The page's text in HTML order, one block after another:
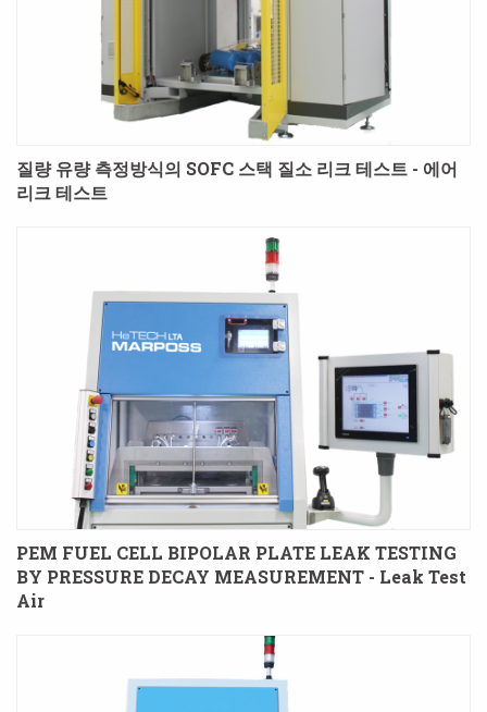
질량 유량 측정방식의 SOFC 스택 질소 리크 테스트 - 에어
리크 테스트
PEM FUEL CELL BIPOLAR PLATE LEAK TESTING
BY PRESSURE DECAY MEASUREMENT - Leak Test
Air